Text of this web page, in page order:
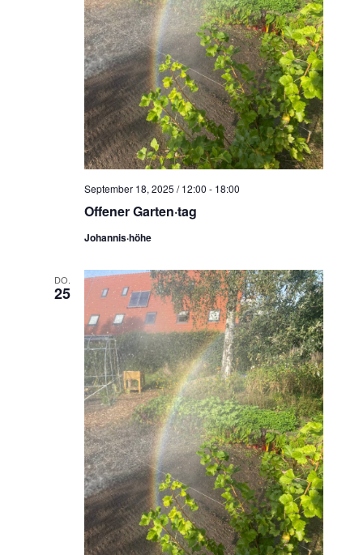
Offener Garten·tag
September 18, 2025 / 12:00 - 18:00
Johannis·höhe
DO.
25